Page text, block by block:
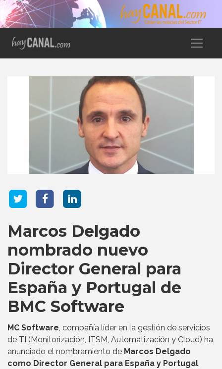
Marcos Delgado
nombrado nuevo
Director General para
España y Portugal de
BMC Software
MC Software, compañía líder en la gestión de servicios
de TI (Monitorización, ITSM, Automatización y Cloud) ha
anunciado el nombramiento de Marcos Delgado
como Director General para España y Portugal.